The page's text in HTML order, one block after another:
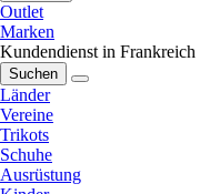
Outlet
Marken
Kundendienst in Frankreich
Suchen
Länder
Vereine
Trikots
Schuhe
Ausrüstung